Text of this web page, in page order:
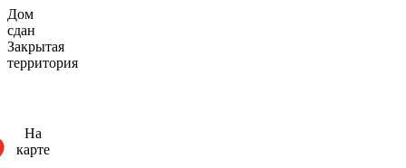
Дом
сдан
Закрытая
территория
На
карте